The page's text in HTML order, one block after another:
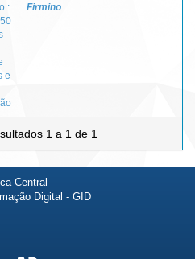
:
e
Firmino
1 a 1 de 1
Central
Digital - GID